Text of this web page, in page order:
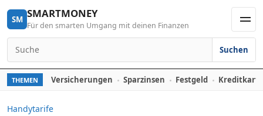
Skip to content
SM SMARTMONEY
Für den smarten Umgang mit deinen Finanzen
Search for:
Suchen
THEMEN Versicherungen Sparzinsen Festgeld
Handytarife